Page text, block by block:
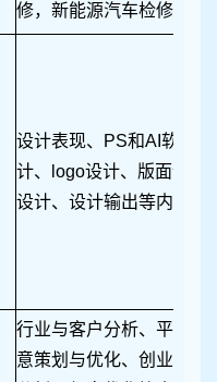
修，新能源汽车检修、论
设计表现、PS和AI软件
计、logo设计、版面设计
设计、设计输出等内容。
行业与客户分析、平台与
意策划与优化、创业策划